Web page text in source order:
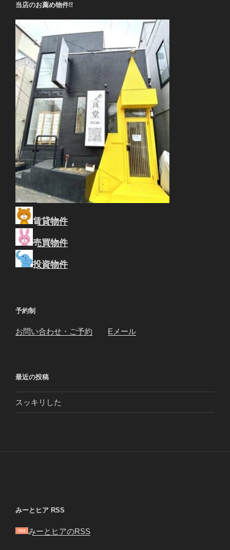
当店のお薦め物件!!
賃貸物件
売買物件
投資物件
予約制
お問い合わせ・ご予約 Eメール
最近の投稿
スッキリした
みーとヒア RSS
みーとヒアのRSS